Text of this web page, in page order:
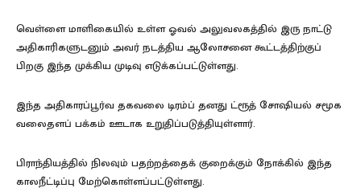
வெள்ளை மாளிகையில் உள்ள ஓவல் அலுவலகத்தில் இரு நாட்டு
அதிகாரிகளுடனும் அவர் நடத்திய ஆலோசனை கூட்டத்திற்குப்
பிறகு இந்த முக்கிய முடிவு எடுக்கப்பட்டுள்ளது.
இந்த அதிகாரப்பூர்வ தகவலை டிரம்ப் தனது ட்ரூத் சோஷியல் சமூக
வலைதளப் பக்கம் ஊடாக உறுதிப்படுத்தியுள்ளார்.
பிராந்தியத்தில் நிலவும் பதற்றத்தைக் குறைக்கும் நோக்கில் இந்த
காலநீட்டிப்பு மேற்கொள்ளப்பட்டுள்ளது.